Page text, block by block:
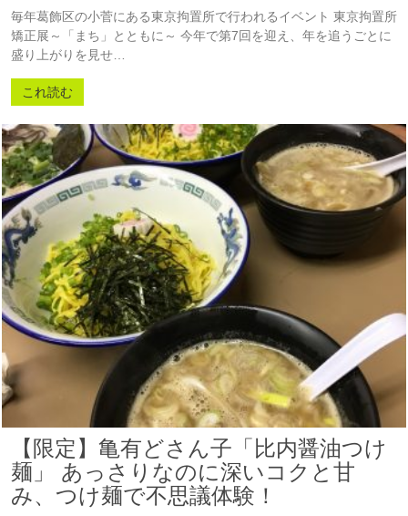
毎年葛飾区の小菅にある東京拘置所で行われるイベント 東京拘置所
矯正展～「まち」とともに～ 今年で第7回を迎え、年を追うごとに
盛り上がりを見せ…
これ読む
【限定】亀有どさん子「比内醤油つけ
麺」 あっさりなのに深いコクと甘
み、つけ麺で不思議体験！